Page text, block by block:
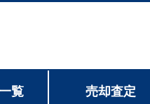
覧 売却査定